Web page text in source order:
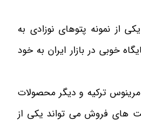
از نمونه پتوهای نوزادی به
خوبی در بازار ایران به خود
مرینوس ترکیه و دیگر محصولات
های فروش می تواند یکی از